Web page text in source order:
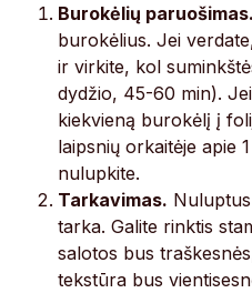
Burokėlių paruošimas.
burokėlius. Jei
ir virkite, kol
dydžio, 45-60 min).
kiekvieną burokėlį į
laipsnių orkaitėje apie
nulupkite.
Tarkavimas.
tarka. Galite rinktis
salotos bus
tekstūra bus